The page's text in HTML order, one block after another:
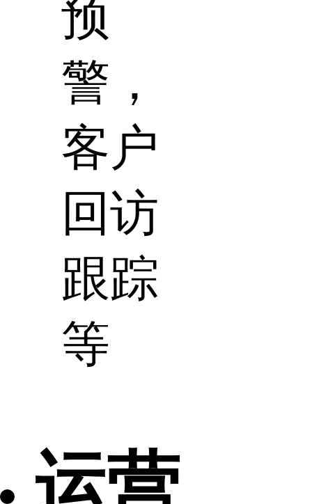
预
警，
客户
回访
跟踪
等
运营